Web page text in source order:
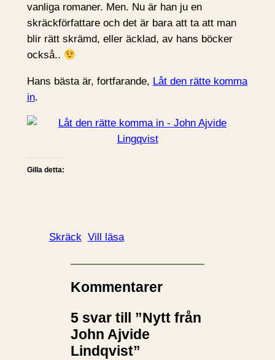
vanliga romaner. Men. Nu är han ju en
skräckförfattare och det är bara att ta att man
blir rätt skrämd, eller äcklad, av hans böcker
också..
Hans bästa är, fortfarande, Låt den rätte komma
in.
Gilla detta:
Skräck Vill läsa
Kommentarer
5 svar till ”Nytt från
John Ajvide
Lindqvist”